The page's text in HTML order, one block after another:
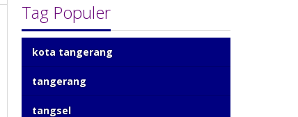
Tag Populer
kota tangerang
tangerang
tangsel